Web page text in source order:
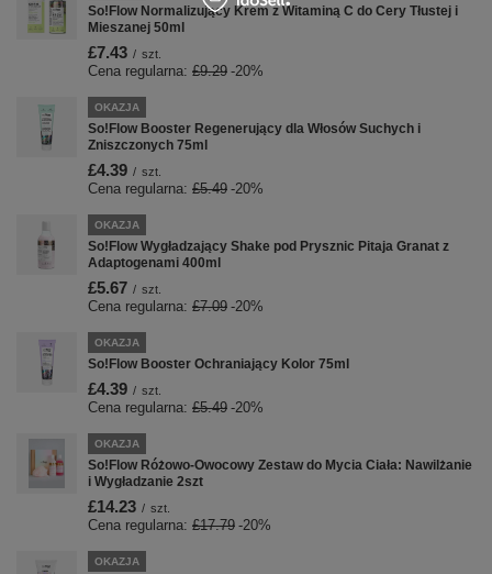
So!Flow Normalizujący Krem z Witaminą C do Cery Tłustej i
Mieszanej 50ml
£7.43 / szt.
Cena regularna: £9.29 -20%
OKAZJA
So!Flow Booster Regenerujący dla Włosów Suchych i
Zniszczonych 75ml
£4.39 / szt.
Cena regularna: £5.49 -20%
OKAZJA
So!Flow Wygładzający Shake pod Prysznic Pitaja Granat z
Adaptogenami 400ml
£5.67 / szt.
Cena regularna: £7.09 -20%
OKAZJA
So!Flow Booster Ochraniający Kolor 75ml
£4.39 / szt.
Cena regularna: £5.49 -20%
OKAZJA
So!Flow Różowo-Owocowy Zestaw do Mycia Ciała: Nawilżanie
i Wygładzanie 2szt
£14.23 / szt.
Cena regularna: £17.79 -20%
OKAZJA